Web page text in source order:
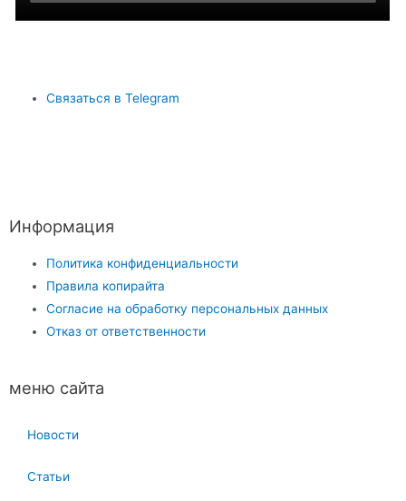
Связаться в Telegram
Информация
Политика конфиденциальности
Правила копирайта
Согласие на обработку персональных данных
Отказ от ответственности
меню сайта
Новости
Статьи